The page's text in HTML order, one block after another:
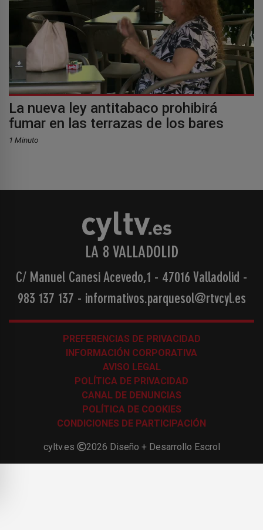
La nueva ley antitabaco prohibirá
fumar en las terrazas de los bares
1 Minuto
LA 8 VALLADOLID
C/ Manuel Canesi Acevedo,1 - 47016 Valladolid -
983 137 137 - informativos.parquesol@rtvcyl.es
PREFERENCIAS DE PRIVACIDAD
INFORMACIÓN CORPORATIVA
AVISO LEGAL
POLÍTICA DE PRIVACIDAD
CANAL DE DENUNCIAS
POLÍTICA DE COOKIES
CONDICIONES DE PARTICIPACIÓN
cyltv.es 2026 Diseño + Desarrollo Escrol